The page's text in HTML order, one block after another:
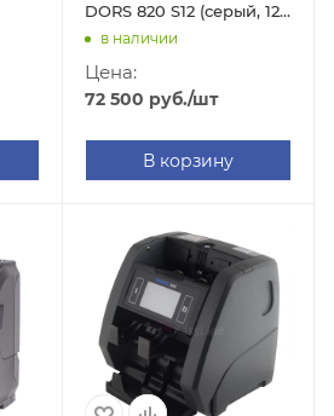
DORS 820 S12 (серый, 12
валют)
в наличии
Цена:
72 500 руб./шт
В корзину